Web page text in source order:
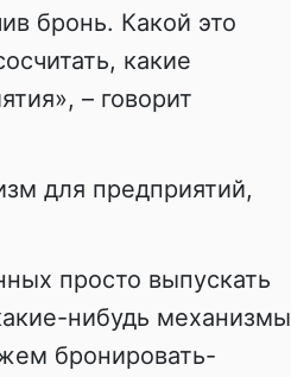
бронь. Какой это
какие
– говорит
для предприятий,
просто выпускать
нибудь механизмы
бронировать-